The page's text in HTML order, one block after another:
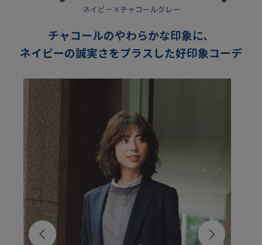
チャコールのやわらかな印象に、
ネイビーの誠実さをプラスした好印象コーデ